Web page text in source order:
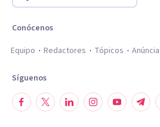
Conócenos
Equipo
Redactores Tópicos
Síguenos